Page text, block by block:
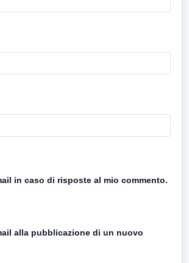
in caso di risposte al mio commento.
alla pubblicazione di un nuovo